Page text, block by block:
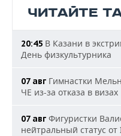
ЧИТАЙТЕ
20:45 В Казани в
День физкультурника
07 авг Гимнастки
ЧЕ из-за отказа в визах
07 авг Фигуристки
нейтральный статус от